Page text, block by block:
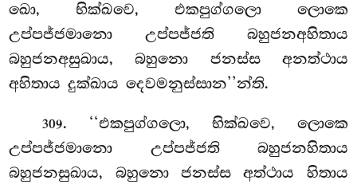
ඛො, භික්ඛවෙ, එකපුග්ගලො ලොකෙ
උප්පජ්ජමානො උප්පජ්ජති බහුජනඅහිතාය
බහුජනඅසුඛාය, බහුනො ජනස්ස අනත්ථාය
අහිතාය දුක්ඛාය දෙවමනුස්සාන’’න්ති.
309. ‘‘එකපුග්ගලො, භික්ඛවෙ, ලොකෙ
උප්පජ්ජමානො උප්පජ්ජති බහුජනහිතාය
බහුජනසුඛාය, බහුනො ජනස්ස අත්ථාය හිතාය